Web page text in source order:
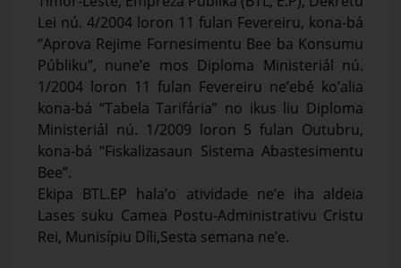
Lei nú. 4/2004 loron 11 fulan Fevereiru, kona-bá
“Aprova Rejime Fornesimentu Bee ba Konsumu
Públiku”, nune’e mos Diploma Ministeriál nú.
1/2004 loron 11 fulan Fevereiru ne’ebé ko’alia
kona-bá “Tabela Tarifária” no ikus liu Diploma
Ministeriál nú. 1/2009 loron 5 fulan Outubru,
kona-bá “Fiskalizasaun Sistema Abastesimentu
Bee”.
Ekipa BTL.EP hala’o atividade ne’e iha aldeia
Lases suku Camea Postu-Administrativu Cristu
Rei, Munisípiu Díli,Sesta semana ne’e.